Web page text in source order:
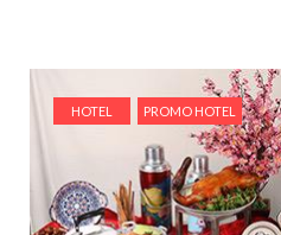
HOTEL PROMO HOTEL